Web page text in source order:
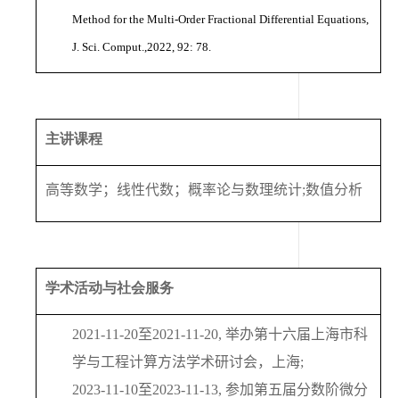
Method for the Multi-Order Fractional Differential Equations,
J. Sci. Comput.,2022, 92: 78.
主讲课程
高等数学；线性代数；概率论与数理统计;数值分析
学术活动与社会服务
2021-11-20至2021-11-20, 举办第十六届上海市科
学与工程计算方法学术研讨会，上海;
2023-11-10至2023-11-13, 参加第五届分数阶微分